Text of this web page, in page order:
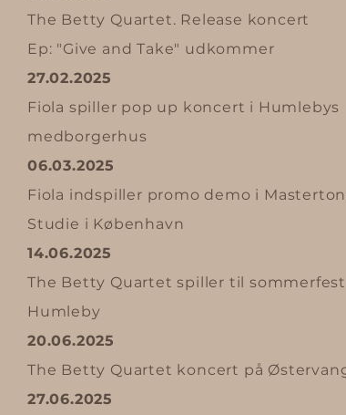
The Betty Quartet. Release koncert
Ep: "Give and Take" udkommer
27.02.2025
Fiola spiller pop up koncert i Humlebys
medborgerhus
06.03.2025
Fiola indspiller promo demo i
Studie i København
14.06.2025
The Betty Quartet spiller til
Humleby
20.06.2025
The Betty Quartet koncert på
27.06.2025